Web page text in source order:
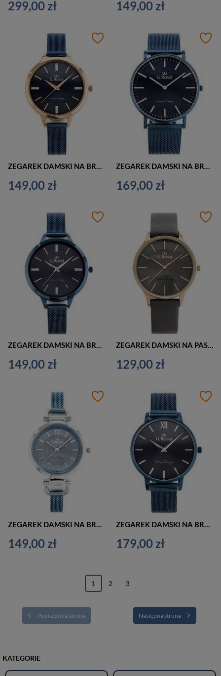
299,00 zł 149,00 zł
149,00 zł 169,00 zł
ZEGAREK DAMSKI NA BRANSOLECIE CASUAL G. ROSSI - 10296B3-6F1 (zg821d) + BOX
149,00 zł
ZEGAREK DAMSKI NA PASKU KLASYCZNY G. ROSSI - 10317A8-1B3 (zg811f) + BOX
129,00 zł
149,00 zł 179,00 zł
Poprzednia strona
1 2 3
Następna strona
KATEGORIE